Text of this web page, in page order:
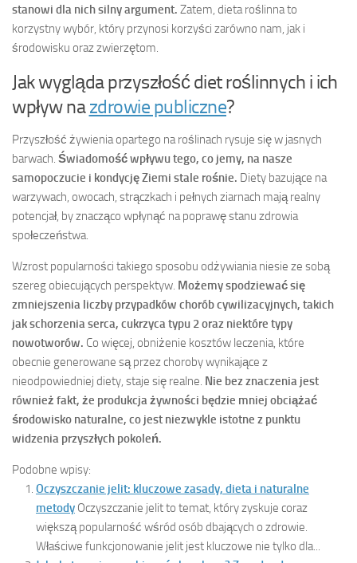
stanowi dla nich silny argument. Zatem, dieta roślinna to
korzystny wybór, który przynosi korzyści zarówno nam, jak i
środowisku oraz zwierzętom.
Jak wygląda przyszłość diet roślinnych i ich
wpływ nazdrowie publiczne?
Przyszłość żywienia opartego na roślinach rysuje się w jasnych
barwach. Świadomość wpływu tego, co jemy, na nasze
samopoczucie i kondycję Ziemi stale rośnie. Diety bazujące na
warzywach, owocach, strączkach i pełnych ziarnach mają realny
potencjał, by znacząco wpłynąć na poprawę stanu zdrowia
społeczeństwa.
Wzrost popularności takiego sposobu odżywiania niesie ze sobą
szereg obiecujących perspektyw. Możemy spodziewać się
zmniejszenia liczby przypadków chorób cywilizacyjnych, takich
jak schorzenia serca, cukrzyca typu 2 oraz niektóre typy
nowotworów. Co więcej, obniżenie kosztów leczenia, które
obecnie generowane są przez choroby wynikające z
nieodpowiedniej diety, staje się realne. Nie bez znaczenia jest
również fakt, że produkcja żywności będzie mniej obciążać
środowisko naturalne, co jest niezwykle istotne z punktu
widzenia przyszłych pokoleń.
Podobne wpisy:
Oczyszczanie jelit: kluczowe zasady, dieta i naturalne
metody Oczyszczanie jelit to temat, który zyskuje coraz
większą popularność wśród osób dbających o zdrowie.
Właściwe funkcjonowanie jelit jest kluczowe nie tylko dla...